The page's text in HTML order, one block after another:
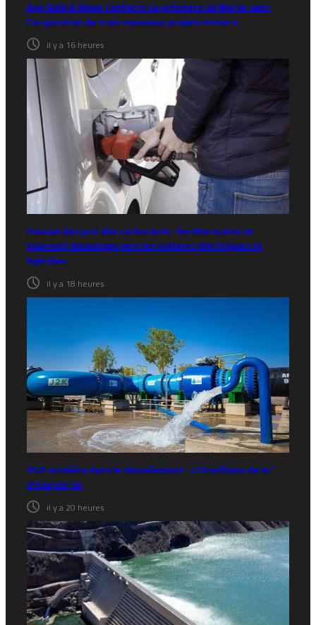
Aya Gold & Silver renforce sa présence au Maroc avec
l’acquisition de trois nouveaux projets miniers
il y a 16 heures
Hausse des prix des carburants : les Marocains se
tournent davantage vers les voitures électriques et
hybrides
il y a 18 heures
OCP accélère dans le dessalement : 410 millions de m³
d’eau par an
il y a 20 heures